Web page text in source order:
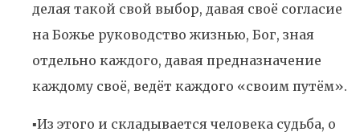
делая такой свой выбор, давая своё согласие
на Божье руководство жизнью, Бог, зная
отдельно каждого, давая предназначение
каждому своё, ведёт каждого «своим путём».
▪️Из этого и складывается человека судьба, о